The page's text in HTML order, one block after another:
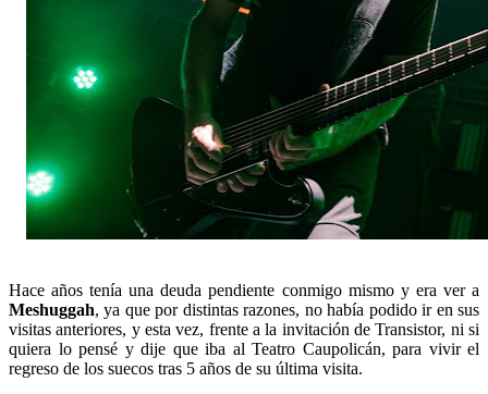
Hace años tenía una deuda pendiente conmigo mismo y era ver a
Meshuggah, ya que por distintas razones, no había podido ir en sus
visitas anteriores, y esta vez, frente a la invitación de Transistor, ni si
quiera lo pensé y dije que iba al Teatro Caupolicán, para vivir el
regreso de los suecos tras 5 años de su última visita.